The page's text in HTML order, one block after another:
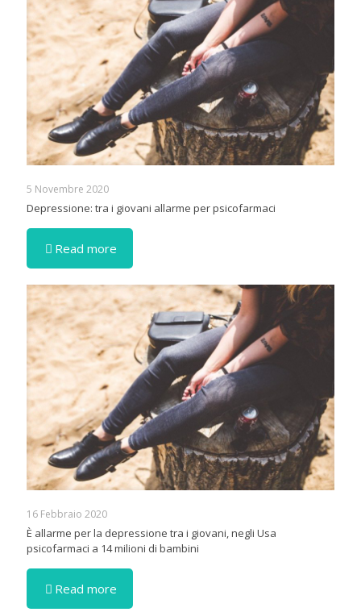
5 Novembre 2020
Depressione: tra i giovani allarme per psicofarmaci
Read more
16 Febbraio 2020
È allarme per la depressione tra i giovani, negli Usa
psicofarmaci a 14 milioni di bambini
Read more